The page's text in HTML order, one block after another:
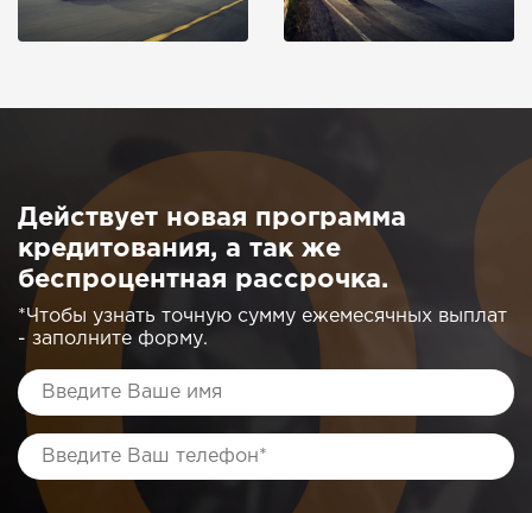
Действует новая программа
кредитования, а так же
беспроцентная рассрочка.
*Чтобы узнать точную сумму ежемесячных выплат
- заполните форму.